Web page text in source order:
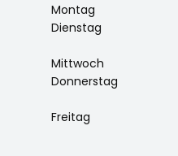
Montag
Dienstag
Mittwoch
Donnerstag
Freitag